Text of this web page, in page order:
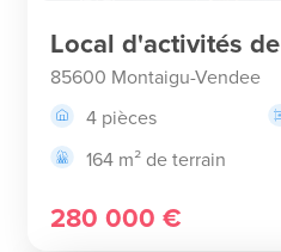
Local d'activités de
85600 Montaigu-Vendee
4 pièces
164 m² de terrain
280 000 €